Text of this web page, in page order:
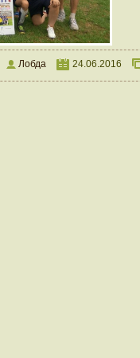
Лобда 24.06.2016